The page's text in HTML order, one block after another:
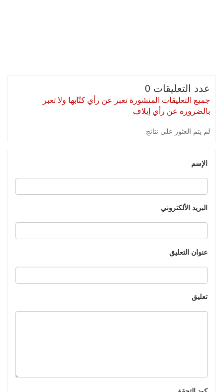
عدد التعليقات 0
جميع التعليقات المنشورة تعبر عن رأي كتّابها ولا تعبر
بالضرورة عن رأي إيلاف
لم يتم العثور على نتائج
الإسم
البريد الألكتروني
عنوان التعليق
تعليق